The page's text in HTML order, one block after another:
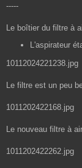
-----
Le boîtier du filtre à
L'aspirateur
10112024221238.jpg
Le filtre est un peu
1011202422168.jpg
Le nouveau filtre à
1011202422262.jpg